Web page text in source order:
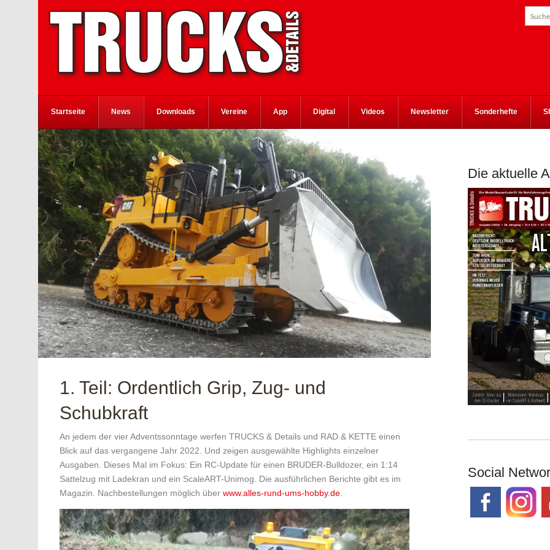
Startseite News Downloads Vereine App Digital Videos Newsletter Sonderhefte
1. Teil: Ordentlich Grip, Zug- und
Schubkraft
An jedem der vier Adventssonntage werfen TRUCKS & Details und RAD & KETTE einen
Blick auf das vergangene Jahr 2022. Und zeigen ausgewählte Highlights einzelner
Ausgaben. Dieses Mal im Fokus: Ein RC-Update für einen BRUDER-Bulldozer, ein 1:14
Sattelzug mit Ladekran und ein ScaleART-Unimog. Die ausführlichen Berichte gibt es im
Magazin. Nachbestellungen möglich über www.alles-rund-ums-hobby.de.
Die aktuelle
Social